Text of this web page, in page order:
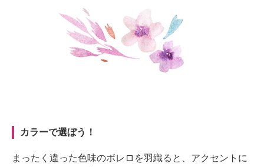
カラーで選ぼう！
まったく違った色味のボレロを羽織ると、アクセントに